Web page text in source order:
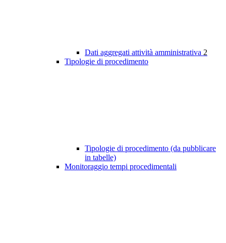
Dati aggregati attività amministrativa 2
Tipologie di procedimento
Tipologie di procedimento (da pubblicare
in tabelle)
Monitoraggio tempi procedimentali